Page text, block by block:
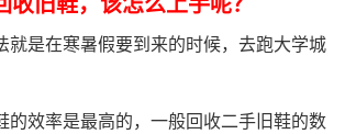
是在寒暑假要到来的时候，去跑大学城
效率是最高的，一般回收二手旧鞋的数